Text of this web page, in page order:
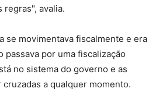
regras", avalia.
se movimentava fiscalmente e era
passava por uma fiscalização
no sistema do governo e as
a qualquer momento.